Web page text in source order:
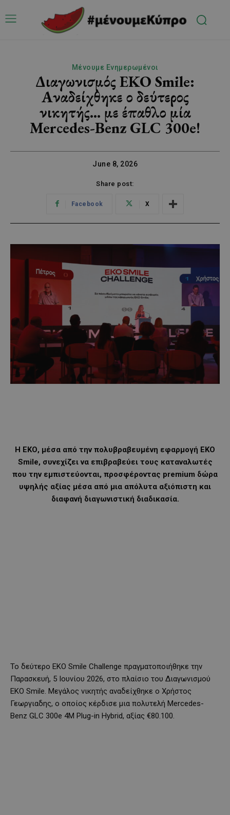
Μένουμε Ενημερωμένοι
Διαγωνισμός EKO Smile:
Αναδείχθηκε ο δεύτερος
νικητής… με έπαθλο μία
Mercedes-Benz GLC 300e!
June 8, 2026
Share post:
Facebook X
Η ΕΚΟ, μέσα από την πολυβραβευμένη εφαρμογή EKO
Smile, συνεχίζει να επιβραβεύει τους καταναλωτές
που την εμπιστεύονται, προσφέροντας premium δώρα
υψηλής αξίας μέσα από μια απόλυτα αξιόπιστη και
διαφανή διαγωνιστική διαδικασία.
Το δεύτερο EKO Smile Challenge πραγματοποιήθηκε την
Παρασκευή, 5 Ιουνίου 2026, στο πλαίσιο του Διαγωνισμού
EKO Smile. Μεγάλος νικητής αναδείχθηκε ο Χρήστος
Γεωργιαδης, ο οποίος κέρδισε μια πολυτελή Mercedes-
Benz GLC 300e 4M Plug-in Hybrid, αξίας €80.100.